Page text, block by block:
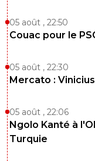
05 août , 22:50
Couac pour le
05 août , 22:30
Mercato :
05 août , 22:06
Ngolo Kanté à
Turquie